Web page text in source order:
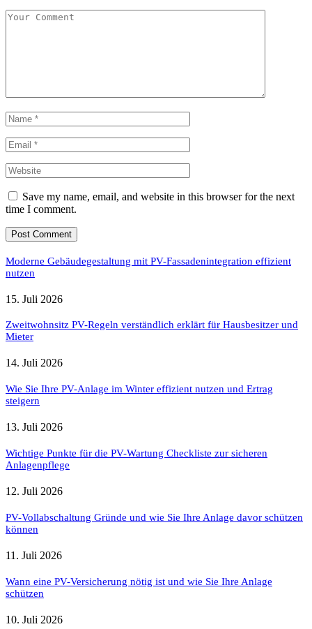
Save my name, email, and website in this browser for the next
time I comment.
Moderne Gebäudegestaltung mit PV-Fassadenintegration effizient
nutzen
15. Juli 2026
Zweitwohnsitz PV-Regeln verständlich erklärt für Hausbesitzer und
Mieter
14. Juli 2026
Wie Sie Ihre PV-Anlage im Winter effizient nutzen und Ertrag
steigern
13. Juli 2026
Wichtige Punkte für die PV-Wartung Checkliste zur sicheren
Anlagenpflege
12. Juli 2026
PV-Vollabschaltung Gründe und wie Sie Ihre Anlage davor schützen
können
11. Juli 2026
Wann eine PV-Versicherung nötig ist und wie Sie Ihre Anlage
schützen
10. Juli 2026